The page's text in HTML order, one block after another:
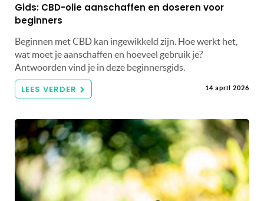
Gids: CBD-olie aanschaffen en doseren voor
beginners
Beginnen met CBD kan ingewikkeld zijn. Hoe werkt het,
wat moet je aanschaffen en hoeveel gebruik je?
Antwoorden vind je in deze beginnersgids.
LEES VERDER 14 april 2026